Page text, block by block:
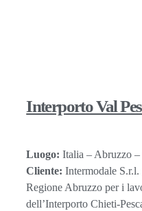
Interporto Val
Luogo:Italia – Abruzzo
Cliente:Intermodale
Regione Abruzzo per i
dell’Interporto Chieti-